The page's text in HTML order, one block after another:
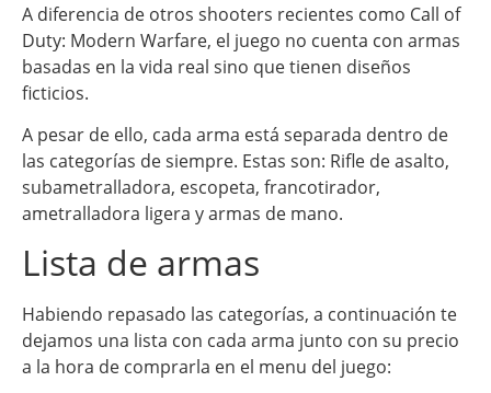
A diferencia de otros shooters recientes como Call of
Duty: Modern Warfare, el juego no cuenta con armas
basadas en la vida real sino que tienen diseños
ficticios.
A pesar de ello, cada arma está separada dentro de
las categorías de siempre. Estas son: Rifle de asalto,
subametralladora, escopeta, francotirador,
ametralladora ligera y armas de mano.
Lista de armas
Habiendo repasado las categorías, a continuación te
dejamos una lista con cada arma junto con su precio
a la hora de comprarla en el menu del juego: